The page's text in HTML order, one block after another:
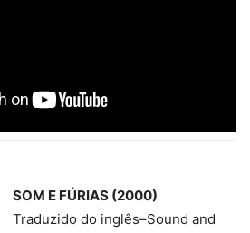
SOM E FÚRIAS (2000)
Traduzido do inglês–Sound and